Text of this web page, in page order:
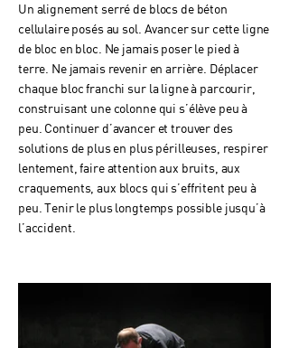
Un alignement serré de blocs de béton
cellulaire posés au sol. Avancer sur cette ligne
de bloc en bloc. Ne jamais poser le pied à
terre. Ne jamais revenir en arrière. Déplacer
chaque bloc franchi sur la ligne à parcourir,
construisant une colonne qui s’élève peu à
peu. Continuer d’avancer et trouver des
solutions de plus en plus périlleuses, respirer
lentement, faire attention aux bruits, aux
craquements, aux blocs qui s’effritent peu à
peu. Tenir le plus longtemps possible jusqu’à
l’accident.